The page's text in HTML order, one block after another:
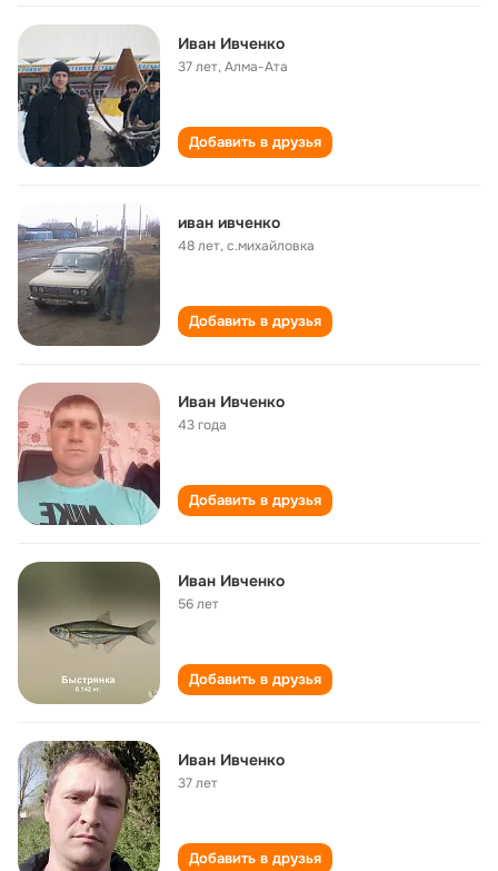
Иван Ивченко
37 лет,Алма-Ата
Добавить в друзья
иван ивченко
48 лет,с.михайловка
Добавить в друзья
Иван Ивченко
43 года
Добавить в друзья
Иван Ивченко
56 лет
Добавить в друзья
Иван Ивченко
37 лет
Добавить в друзья